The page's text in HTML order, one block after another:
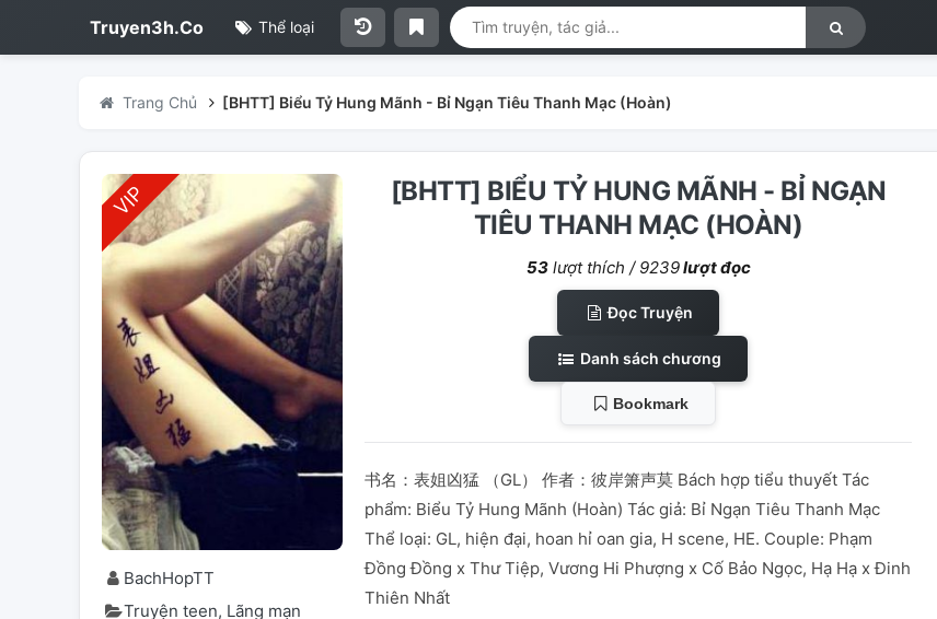
Truyen3h.Co Thể loại
Trang Chủ [BHTT] Biểu Tỷ Hung Mãnh - Bỉ Ngạn Tiêu Thanh Mạc (Hoàn)
BachHopTT
Truyện teen Lãng mạn
[BHTT] BIỂU TỶ HUNG MÃNH - BỈ NGẠN
TIÊU THANH MẠC (HOÀN)
53lượt thích / 9239lượt đọc
Đọc Truyện
Danh sách chương
Bookmark
书名：表姐凶猛 （GL） 作者：彼岸箫声莫 Bách hợp tiểu thuyết Tác
phẩm: Biểu Tỷ Hung Mãnh (Hoàn) Tác giả: Bỉ Ngạn Tiêu Thanh Mạc
Thể loại: GL, hiện đại, hoan hỉ oan gia, H scene, HE. Couple: Phạm
Đồng Đồng x Thư Tiệp, Vương Hi Phượng x Cố Bảo Ngọc, Hạ Hạ x Đinh
Thiên Nhất